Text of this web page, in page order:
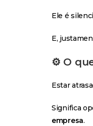
Ele é
E,
⚙️ O
Estar
Significa
empresa.